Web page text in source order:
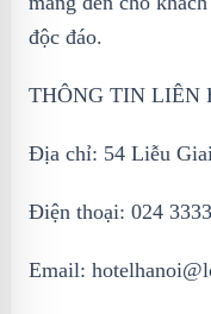
độc đáo.
THÔNG TIN LIÊN
Địa chỉ: 54 Liễu
Điện thoại: 024
Email: